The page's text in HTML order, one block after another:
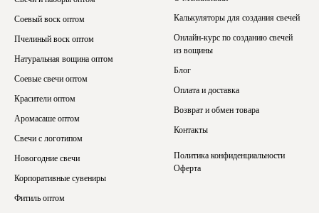
Соевый воск оптом
Пчелиный воск оптом
Натуральная вощина оптом
Соевые свечи оптом
Красители оптом
Аромасаше оптом
Свечи с логотипом
Новогодние свечи
Корпоративные сувениры
Фитиль оптом
Калькуляторы для создания свечей
Онлайн-курс по созданию свечей
из вощины
Блог
Оплата и доставка
Возврат и обмен товара
Контакты
Политика конфиденциальности
Оферта